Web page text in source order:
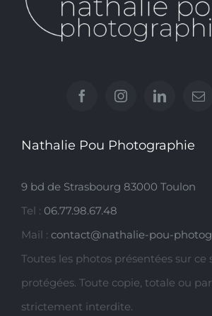
Nathalie Pou Photographie
9 bd de Strasbourg 83000 Toulon
Tel : 06.77.98.67.48
Mail : contact@nathalie-pou-
Toutes les photos présentées sur ce
protégées. Toute copie, totale ou
strictement interdite.